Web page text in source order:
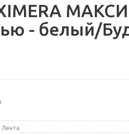
- белый/
Лента